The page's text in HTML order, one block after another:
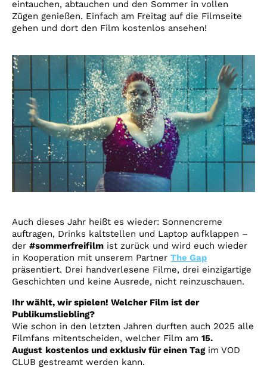
eintauchen, abtauchen und den Sommer in vollen
Zügen genießen. Einfach am Freitag auf die Filmseite
gehen und dort den Film kostenlos ansehen!
Auch dieses Jahr heißt es wieder: Sonnencreme
auftragen, Drinks kaltstellen und Laptop aufklappen –
der #sommerfreifilm ist zurück und wird euch wieder
in Kooperation mit unserem Partner The Gap
präsentiert. Drei handverlesene Filme, drei einzigartige
Geschichten und keine Ausrede, nicht reinzuschauen.
Ihr wählt, wir spielen! Welcher Film ist der
Publikumsliebling?
Wie schon in den letzten Jahren durften auch 2025 alle
Filmfans mitentscheiden, welcher Film am 15.
August kostenlos und exklusiv für einen Tagim VOD
CLUB gestreamt werden kann.